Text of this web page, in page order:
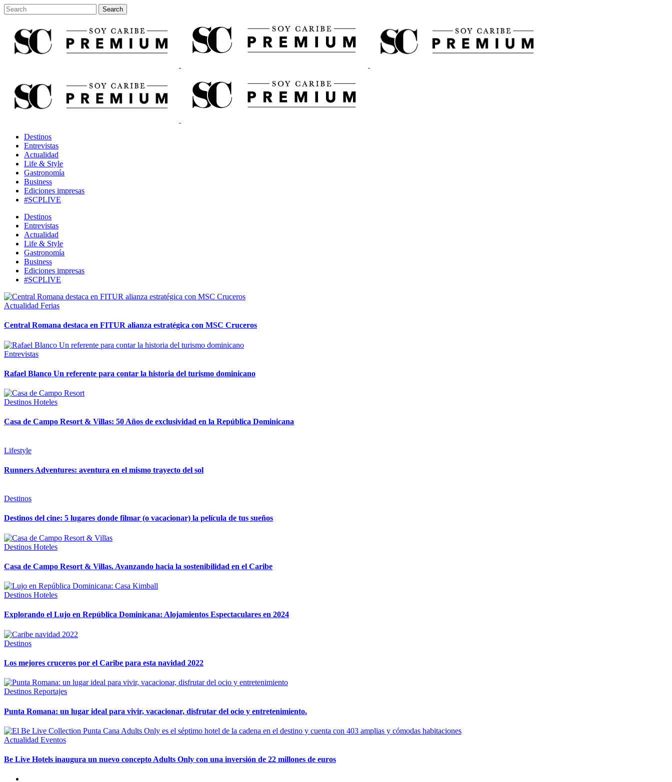
Destinos
Entrevistas
Actualidad
Life & Style
Gastronomía
Business
Ediciones impresas
#SCPLIVE
Destinos
Entrevistas
Actualidad
Life & Style
Gastronomía
Business
Ediciones impresas
#SCPLIVE
Actualidad Ferias
Central Romana destaca en FITUR alianza estratégica con MSC Cruceros
Entrevistas
Rafael Blanco Un referente para contar la historia del turismo dominicano
Destinos Hoteles
Casa de Campo Resort & Villas: 50 Años de exclusividad en la República Dominicana
Lifestyle
Runners Adventures: aventura en el mismo trayecto del sol
Destinos
Destinos del cine: 5 lugares donde filmar (o vacacionar) la película de tus sueños
Destinos Hoteles
Casa de Campo Resort & Villas. Avanzando hacia la sostenibilidad en el Caribe
Destinos Hoteles
Explorando el Lujo en República Dominicana: Alojamientos Espectaculares en 2024
Destinos
Los mejores cruceros por el Caribe para esta navidad 2022
Destinos Reportajes
Punta Romana: un lugar ideal para vivir, vacacionar, disfrutar del ocio y entretenimiento.
Actualidad Eventos
Be Live Hotels inaugura un nuevo concepto Adults Only con una inversión de 22 millones de euros